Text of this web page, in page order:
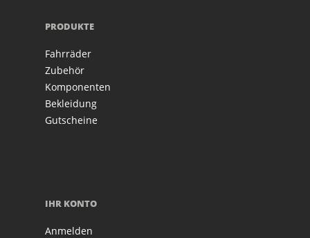
PRODUKTE
Fahrräder
Zubehör
Komponenten
Bekleidung
Gutscheine
IHR KONTO
Anmelden